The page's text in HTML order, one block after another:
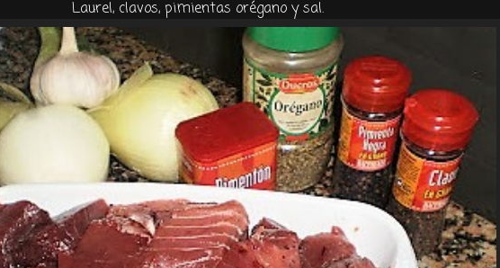
Laurel, clavos, pimientas orégano y sal.